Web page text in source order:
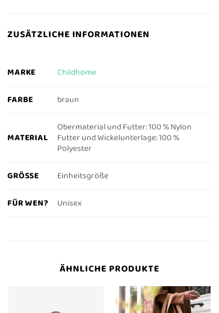
ZUSÄTZLICHE INFORMATIONEN
MARKE Childhome
FARBE braun
MATERIAL
Obermaterial und Futter: 100 % Nylon
Futter und Wickelunterlage: 100 %
Polyester
GRÖSSE Einheitsgröße
FÜR WEN? Unisex
ÄHNLICHE PRODUKTE